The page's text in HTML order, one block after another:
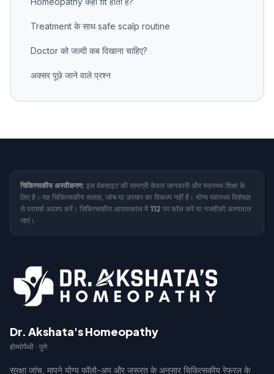
Treatment के साथ safe scalp routine
Doctor को जल्दी कब दिखाना चाहिए?
अक्सर पूछे जाने वाले प्रश्न
चिकित्सकीय अस्वीकरण: इस वेबसाइट की सामग्री केवल जानकारी और स्वास्थ्य शिक्षा के
लिए है। यह चिकित्सकीय सलाह, जांच या उपचार का विकल्प नहीं है। योग्य स्वास्थ्य विशेषज्ञ
से परामर्श अवश्य करें। चिकित्सकीय आपातकाल में 112 पर कॉल करें या नजदीकी अस्पताल
जाएं।
Dr. Akshata's Homeopathy
होम्योपैथी · पुणे
सुरक्षा जांच, मापने योग्य फॉलो-अप और जरूरत के अनुसार चिकित्सकीय रेफरल के